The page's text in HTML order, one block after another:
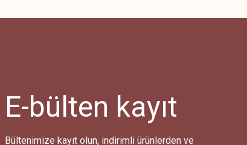
Bu ürüne benzer farklı alternatifler olmalı.
E-bülten kayıt
Bültenimize kayıt olun, indirimli ürünlerden ve